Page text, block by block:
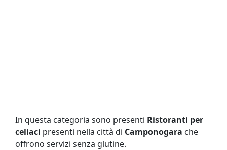
In questa categoria sono presenti Ristoranti per
celiaci presenti nella città di Camponogara che
offrono servizi senza glutine.